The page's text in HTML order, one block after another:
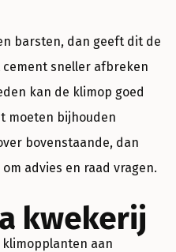
barsten, dan geeft dit de
sneller afbreken
kan de klimop goed
moeten bijhouden
bovenstaande, dan
advies en raad vragen.
kwekerij
aan